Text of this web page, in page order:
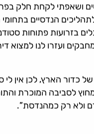
ושאפתי לקחת חלק
הנדסיים
פתוחות
ועזרו לנו
כדור הארץ, לכן אין
לסביבה המוכרת
ולא רק כמהנדסת”.